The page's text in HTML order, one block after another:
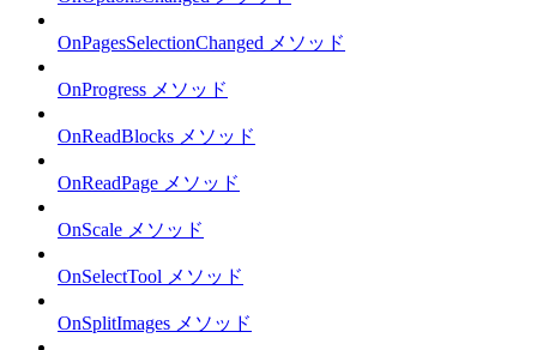
OnPagesSelectionChanged メソッド
OnProgress メソッド
OnReadBlocks メソッド
OnReadPage メソッド
OnScale メソッド
OnSelectTool メソッド
OnSplitImages メソッド